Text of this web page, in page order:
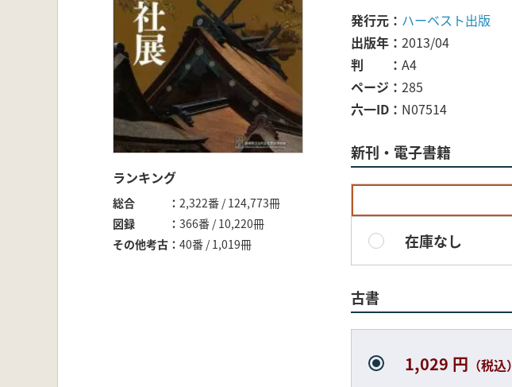
ランキング
総合
2,322番 / 124,773冊
図録
366番 / 10,220冊
その他考古
40番 / 1,019冊
発行元
ハーベスト出版
出版年
2013/04
判
A4
ページ
285
六一ID
N07514
新刊・電子書籍
在庫なし
古書
1,029 円 （税込）